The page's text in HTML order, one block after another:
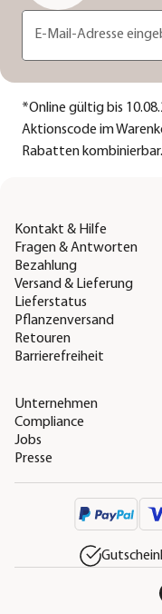
E-Mail-Adresse
*Online gültig bis
Aktionscode im
Rabatten kombinierbar.
Kontakt & Hilfe
Fragen & Antworten
Bezahlung
Versand & Lieferung
Lieferstatus
Pflanzenversand
Retouren
Barrierefreiheit
Unternehmen
Compliance
Jobs
Presse